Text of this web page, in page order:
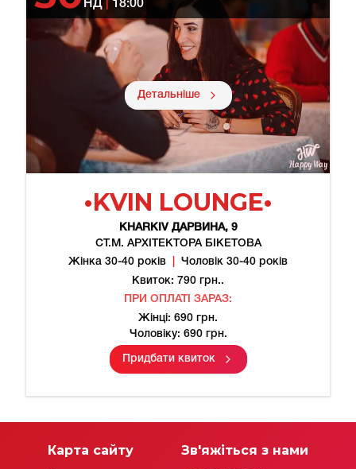
НД
18:00
Детальніше
•KVIN LOUNGE•
KHARKIV ДАРВИНА, 9
СТ.М. АРХІТЕКТОРА БІКЕТОВА
Жінка 30-40 років
Чоловік 30-40 років
Квиток: 790 грн..
ПРИ ОПЛАТІ ЗАРАЗ:
Жінці: 690 грн.
Чоловіку: 690 грн.
Придбати квиток
Карта сайту Зв'яжіться з нами